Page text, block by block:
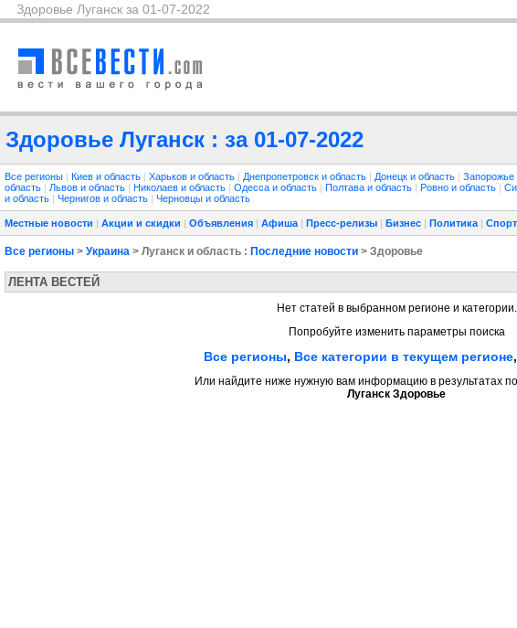
Здоровье Луганск за 01-07-2022
Здоровье Луганск : за 01-07-2022
Все регионы | Киев и область | Харьков и область | Днепропетровск и область | Донецк и область | Запорожье
область | Львов и область | Николаев и область | Одесса и область | Полтава и область | Ровно и область |
и область | Чернигов и область | Черновцы и область
Местные новости | Акции и скидки | Объявления | Афиша | Пресс-релизы | Бизнес | Политика | Спорт
Все регионы > Украина > Луганск и область : Последние новости > Здоровье
ЛЕНТА ВЕСТЕЙ
Нет статей в выбранном регионе и категории.
Попробуйте изменить параметры поиска
Все регионы, Все категории в текущем регионе,
Или найдите ниже нужную вам информацию в результатах
Луганск Здоровье